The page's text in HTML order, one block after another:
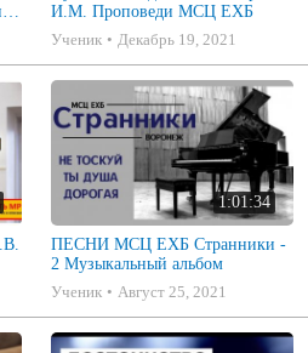
И.М. Проповеди МСЦ ЕХБ
Ученик
Декабрь 19, 2021
1:01:34
ПЕСНИ МСЦ ЕХБ Странники -
2 Музыкальный альбом
Ученик
Август 25, 2021